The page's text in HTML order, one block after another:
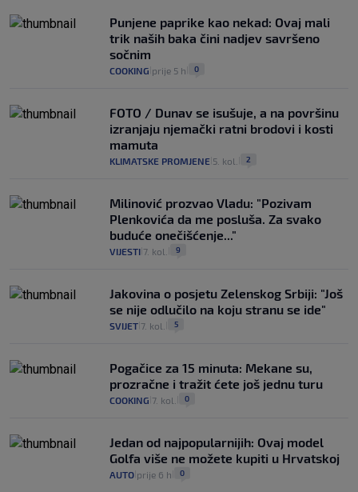
Punjene paprike kao nekad: Ovaj mali
trik naših baka čini nadjev savršeno
sočnim
COOKING prije 5 h 0
FOTO / Dunav se isušuje, a na površinu
izranjaju njemački ratni brodovi i kosti
mamuta
KLIMATSKE PROMJENE 5. kol. 2
Milinović prozvao Vladu: "Pozivam
Plenkovića da me posluša. Za svako
buduće onečišćenje..."
VIJESTI 7. kol. 9
Jakovina o posjetu Zelenskog Srbiji: "Još
se nije odlučilo na koju stranu se ide"
SVIJET 7. kol. 5
Pogačice za 15 minuta: Mekane su,
prozračne i tražit ćete još jednu turu
COOKING 7. kol. 0
Jedan od najpopularnijih: Ovaj model
Golfa više ne možete kupiti u Hrvatskoj
AUTO prije 6 h 0